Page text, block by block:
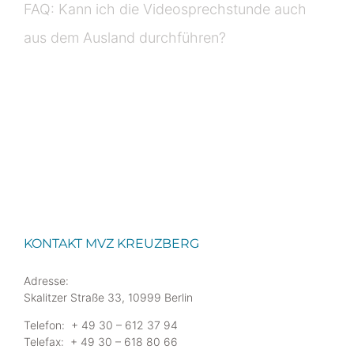
FAQ: Kann ich die Videosprechstunde auch
aus dem Ausland durchführen?
KONTAKT MVZ KREUZBERG
Adresse:
Skalitzer Straße 33, 10999 Berlin
Telefon: + 49 30 – 612 37 94
Telefax: + 49 30 – 618 80 66